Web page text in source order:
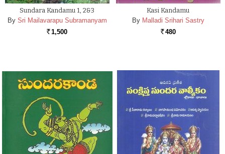
Sundara Kandamu 1, 2&3
By Sri Mailavarapu Subramanyam
Rs. 1,500
Kasi Kandamu
By Malladi Srihari Sastry
Rs. 480